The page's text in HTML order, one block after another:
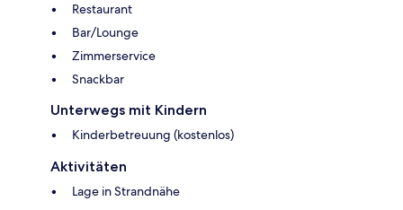
Restaurant
Bar/Lounge
Zimmerservice
Snackbar
Unterwegs mit Kindern
Kinderbetreuung (kostenlos)
Aktivitäten
Lage in Strandnähe